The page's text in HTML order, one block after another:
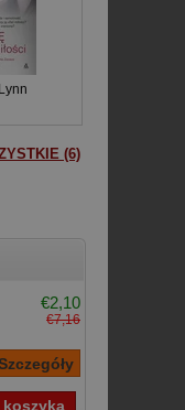
(6)
€2,10
€7,16